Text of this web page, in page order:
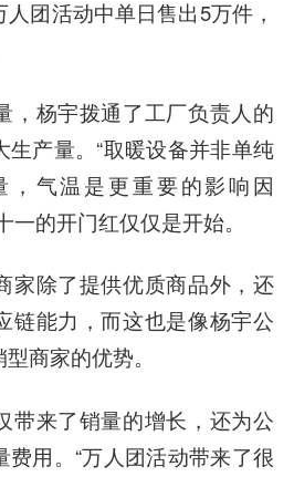
团活动中单日售出5万件，
，杨宇拨通了工厂负责人的
生产量。“取暖设备并非单纯
，气温是更重要的影响因
一的开门红仅仅是开始。
家除了提供优质商品外，还
链能力，而这也是像杨宇公
商家的优势。
带来了销量的增长，还为公
用。“万人团活动带来了很